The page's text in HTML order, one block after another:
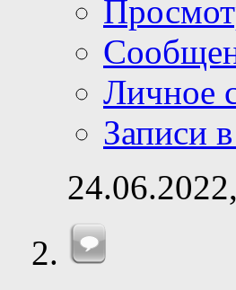
Личное
Записи
24.06.2022,